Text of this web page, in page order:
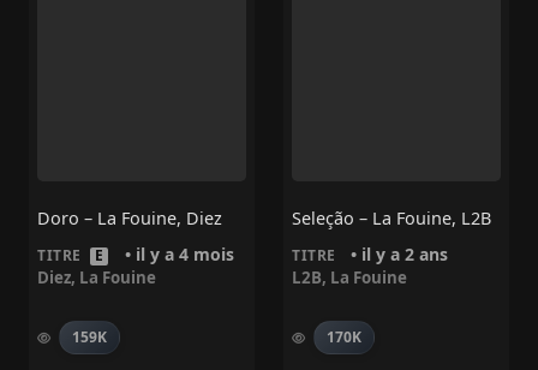
Doro – La Fouine, Diez
TITRE E • il y a 4 mois
Diez, La Fouine
159K
Seleção – La Fouine, L2B
TITRE • il y a 2 ans
L2B, La Fouine
170K